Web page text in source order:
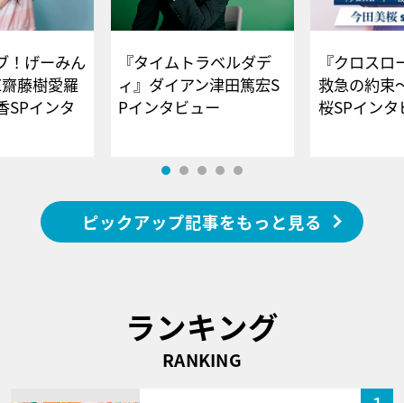
！げーみん
藤樹愛羅
SPインタ
『タイムトラベルダデ
ィ』ダイアン津田篤宏S
Pインタビュー
『クロス
救急の約束
桜SPイ
ピックアップ記事をもっと見る
ランキング
RANKING